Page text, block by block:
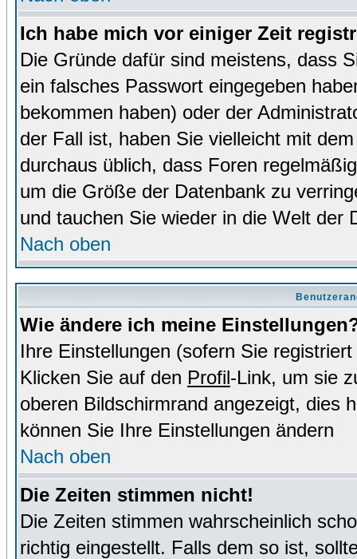
Ich habe mich vor einiger Zeit
Die Gründe dafür sind meistens, dass
ein falsches Passwort eingegeben
bekommen haben) oder der
der Fall ist, haben Sie vielleicht mit
durchaus üblich, dass Foren
um die Größe der Datenbank zu
und tauchen Sie wieder in die Welt der
Nach oben
Wie ändere ich meine
Ihre Einstellungen (sofern Sie
Klicken Sie auf den Profil-Link, um sie
oberen Bildschirmrand angezeigt, dies
können Sie Ihre Einstellungen ändern
Nach oben
Die Zeiten stimmen nicht!
Die Zeiten stimmen wahrscheinlich
richtig eingestellt. Falls dem so ist,